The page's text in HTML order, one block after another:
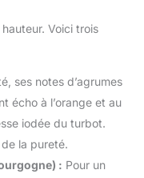
Voici trois
ses notes d’agrumes
écho à l’orange et au
iodée du turbot.
de la pureté.
: Pour un